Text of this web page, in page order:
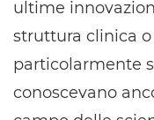
ultime
struttura clinica
particolarmente
conoscevano